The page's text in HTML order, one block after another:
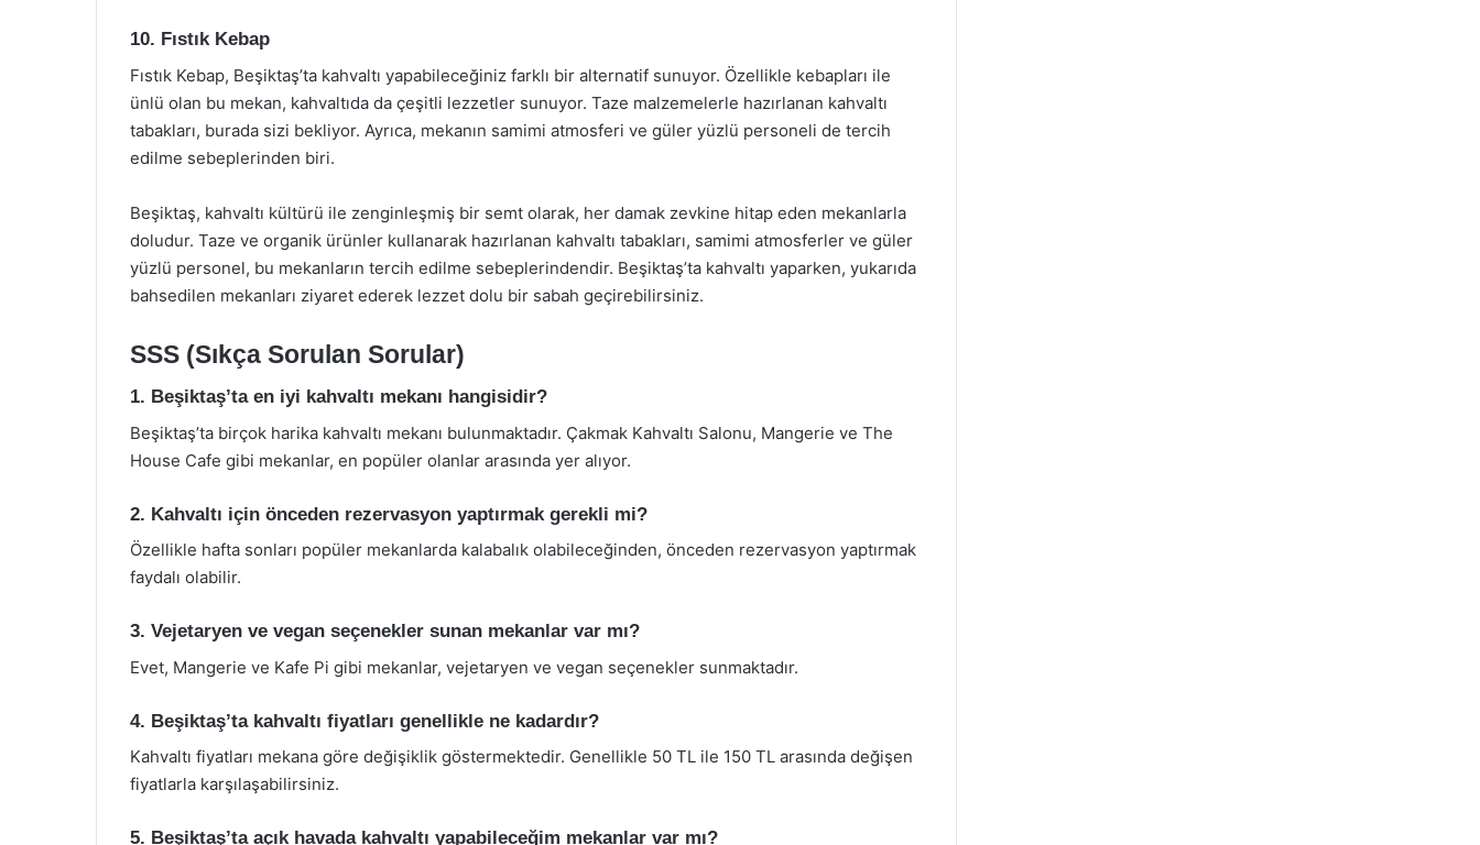
10. Fıstık Kebap
Fıstık Kebap, Beşiktaş’ta kahvaltı yapabileceğiniz farklı bir alternatif sunuyor. Özellikle kebapları ile
ünlü olan bu mekan, kahvaltıda da çeşitli lezzetler sunuyor. Taze malzemelerle hazırlanan kahvaltı
tabakları, burada sizi bekliyor. Ayrıca, mekanın samimi atmosferi ve güler yüzlü personeli de tercih
edilme sebeplerinden biri.
Beşiktaş, kahvaltı kültürü ile zenginleşmiş bir semt olarak, her damak zevkine hitap eden mekanlarla
doludur. Taze ve organik ürünler kullanarak hazırlanan kahvaltı tabakları, samimi atmosferler ve güler
yüzlü personel, bu mekanların tercih edilme sebeplerindendir. Beşiktaş’ta kahvaltı yaparken, yukarıda
bahsedilen mekanları ziyaret ederek lezzet dolu bir sabah geçirebilirsiniz.
SSS (Sıkça Sorulan Sorular)
1. Beşiktaş’ta en iyi kahvaltı mekanı hangisidir?
Beşiktaş’ta birçok harika kahvaltı mekanı bulunmaktadır. Çakmak Kahvaltı Salonu, Mangerie ve The
House Cafe gibi mekanlar, en popüler olanlar arasında yer alıyor.
2. Kahvaltı için önceden rezervasyon yaptırmak gerekli mi?
Özellikle hafta sonları popüler mekanlarda kalabalık olabileceğinden, önceden rezervasyon yaptırmak
faydalı olabilir.
3. Vejetaryen ve vegan seçenekler sunan mekanlar var mı?
Evet, Mangerie ve Kafe Pi gibi mekanlar, vejetaryen ve vegan seçenekler sunmaktadır.
4. Beşiktaş’ta kahvaltı fiyatları genellikle ne kadardır?
Kahvaltı fiyatları mekana göre değişiklik göstermektedir. Genellikle 50 TL ile 150 TL arasında değişen
fiyatlarla karşılaşabilirsiniz.
5. Beşiktaş’ta açık havada kahvaltı yapabileceğim mekanlar var mı?